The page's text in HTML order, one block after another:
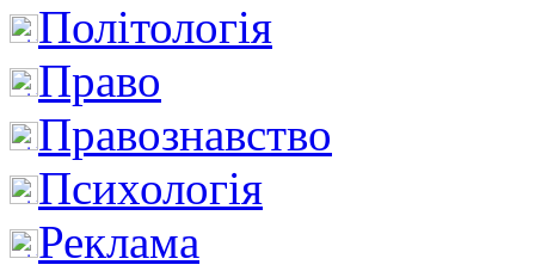
Політологія
Право
Правознавство
Психологія
Реклама